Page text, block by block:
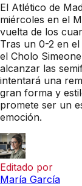
El Atlético de
miércoles en el
vuelta de los
Tras un 0-2 en
el Cholo
alcanzar las
intentará una
gran forma y
promete ser un
emoción.
Editado por
María García